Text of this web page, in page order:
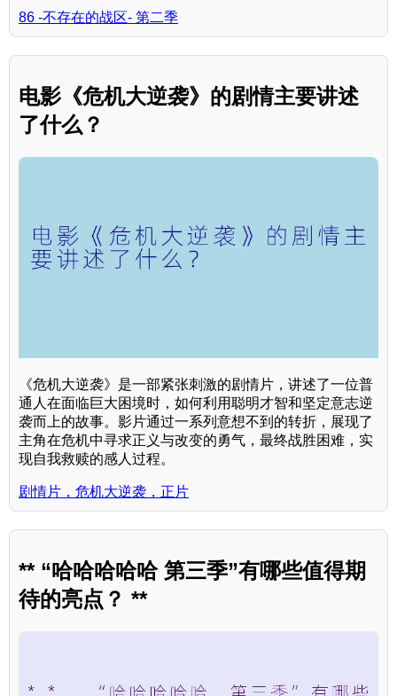
86 -不存在的战区- 第二季
电影《危机大逆袭》的剧情主要讲述
了什么？
《危机大逆袭》是一部紧张刺激的剧情片，讲述了一位普
通人在面临巨大困境时，如何利用聪明才智和坚定意志逆
袭而上的故事。影片通过一系列意想不到的转折，展现了
主角在危机中寻求正义与改变的勇气，最终战胜困难，实
现自我救赎的感人过程。
剧情片，危机大逆袭，正片
** “哈哈哈哈哈 第三季”有哪些值得期
待的亮点？ **